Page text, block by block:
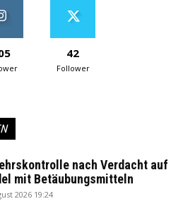
42
Follower
nach Verdacht auf
mit Betäubungsmitteln
2026 19:24